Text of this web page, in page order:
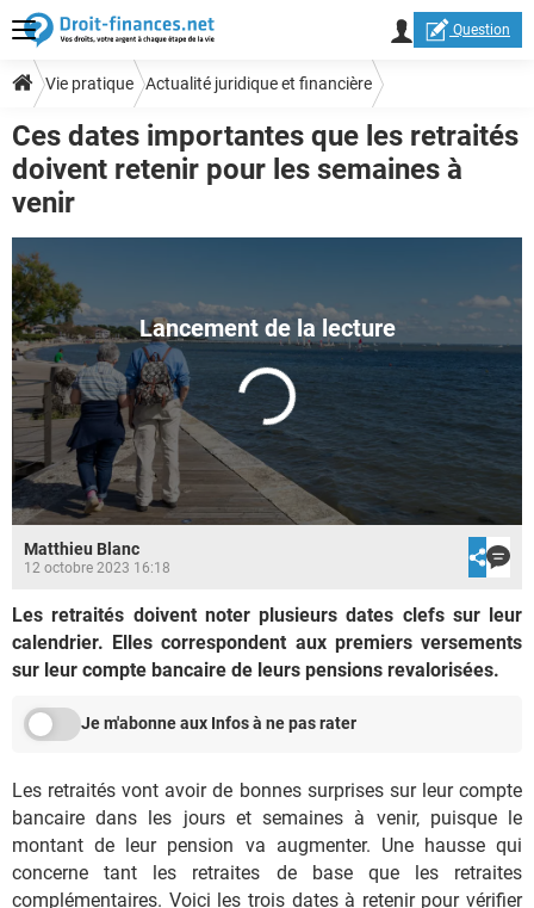
Question
Vie pratique Actualité juridique et financière
Ces dates importantes que les retraités
doivent retenir pour les semaines à
venir
Matthieu Blanc
12 octobre 2023 16:18
Les retraités doivent noter plusieurs dates clefs sur leur
calendrier. Elles correspondent aux premiers versements
sur leur compte bancaire de leurs pensions revalorisées.
Je m'abonne aux Infos à ne pas rater
Les retraités vont avoir de bonnes surprises sur leur compte
bancaire dans les jours et semaines à venir, puisque le
montant de leur pension va augmenter. Une hausse qui
concerne tant les retraites de base que les retraites
complémentaires. Voici les trois dates à retenir pour vérifier